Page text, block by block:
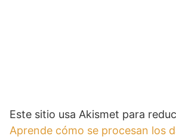
Este sitio usa Akismet para
Aprende cómo se procesan los